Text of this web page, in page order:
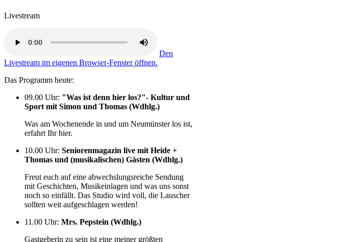
Livestream
Den
Livestream im eigenen Browser-Fenster öffnen.
Das Programm heute:
09.00 Uhr: "Was ist denn hier los?"- Kultur und
Sport mit Simon und Thomas (Wdhlg.)
Was am Wochenende in und um Neumünster los ist,
erfahrt Ihr hier.
10.00 Uhr: Seniorenmagazin live mit Heide +
Thomas und (musikalischen) Gästen (Wdhlg.)
Freut euch auf eine abwechslungsreiche Sendung
mit Geschichten, Musikeinlagen und was uns sonst
noch so einfällt. Das Studio wird voll, die Lauscher
sollten weit aufgeschlagen werden!
11.00 Uhr: Mrs. Pepstein (Wdhlg.)
Gastgeberin zu sein ist eine meiner größten